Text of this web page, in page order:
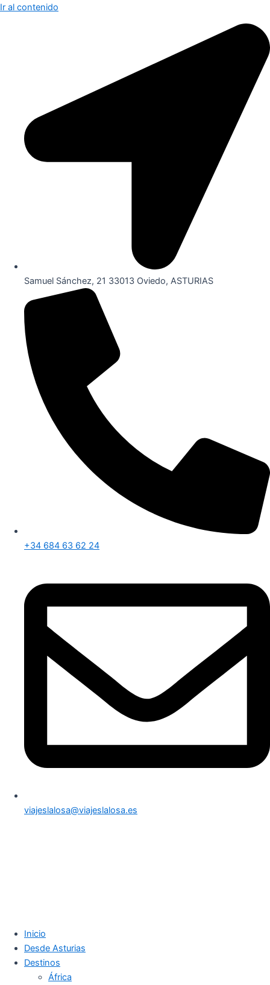
Ir al contenido
Samuel Sánchez, 21 33013 Oviedo, ASTURIAS
+34 684 63 62 24
viajeslalosa@viajeslalosa.es
Inicio
Desde Asturias
Destinos
África